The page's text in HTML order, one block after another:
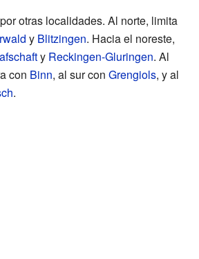
otras localidades. Al norte, limita
y Blitzingen. Hacia el noreste,
y Reckingen-Gluringen. Al
con Binn, al sur con Grengiols, y al
.